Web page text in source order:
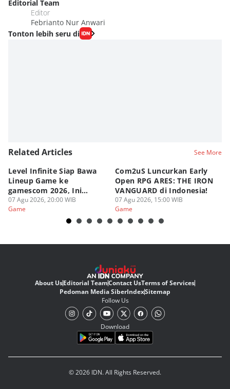
Editorial Team
Editor
Febrianto Nur Anwari
Tonton lebih seru di
Related Articles See More
Level Infinite Siap Bawa
Lineup Game ke
gamescom 2026, Ini
Judulnya!
07 Agu 2026, 20:00 WIB
Game
Com2uS Luncurkan Early
Open RPG ARES: THE IRON
VANGUARD di Indonesia!
07 Agu 2026, 15:00 WIB
Game
About UsEditorial TeamContact UsTerms of Services
Pedoman Media SiberIndexSitemap
Follow Us
Download
© 2026 IDN. All Rights Reserved.